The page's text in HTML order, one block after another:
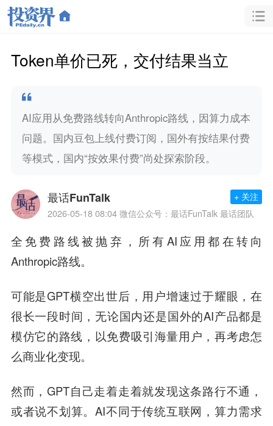
Token单价已死，交付结果当立
AI应用从免费路线转向Anthropic路线，因算力成本
问题。国内豆包上线付费订阅，国外有按结果付费
等模式，国内“按效果付费”尚处探索阶段。
最话FunTalk
2026-05-18 08:04 微信公众号：最话FunTalk 最话团队
+ 关注
全免费路线被抛弃，所有AI应用都在转向
Anthropic路线。
可能是GPT横空出世后，用户增速过于耀眼，在
很长一段时间，无论国内还是国外的AI产品都是
模仿它的路线，以免费吸引海量用户，再考虑怎
么商业化变现。
然而，GPT自己走着走着就发现这条路行不通，
或者说不划算。AI不同于传统互联网，算力需求